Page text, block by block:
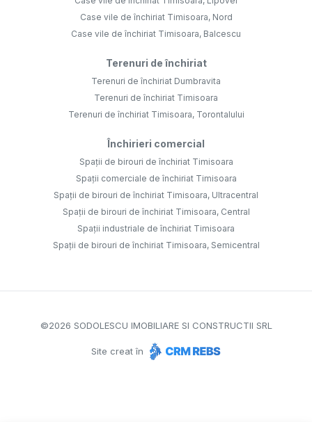
Case vile de închiriat Timisoara, Nord
Case vile de închiriat Timisoara, Balcescu
Terenuri de închiriat
Terenuri de închiriat Dumbravita
Terenuri de închiriat Timisoara
Terenuri de închiriat Timisoara, Torontalului
Închirieri comercial
Spații de birouri de închiriat Timisoara
Spații comerciale de închiriat Timisoara
Spații de birouri de închiriat Timisoara, Ultracentral
Spații de birouri de închiriat Timisoara, Central
Spații industriale de închiriat Timisoara
Spații de birouri de închiriat Timisoara, Semicentral
©2026 SODOLESCU IMOBILIARE SI CONSTRUCTII SRL
Site creat în